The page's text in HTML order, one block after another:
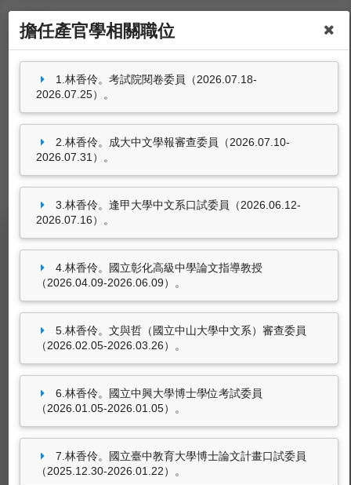
姓名：林香伶
擔任產官學相關職位
林香伶。考試院閱卷委員（2026.07.18-
林香伶。成大中文學報審查委員（2026.07.10-
2026.07.31）。
林香伶。逢甲大學中文系口試委員（2026.06.12-
林香伶。國立彰化高級中學論文指導教授
（2026.04.09-2026.06.09）。
林香伶。文與哲（國立中山大學中文系）審查委
員（2026.02.05-2026.03.26）。
擔任產官學相關職位
1.林香伶。考試院閱卷委員（2026.07.18-
2026.07.25）。
2.林香伶。成大中文學報審查委員（2026.07.10-
2026.07.31）。
3.林香伶。逢甲大學中文系口試委員（2026.06.12-
2026.07.16）。
4.林香伶。國立彰化高級中學論文指導教授
（2026.04.09-2026.06.09）。
5.林香伶。文與哲（國立中山大學中文系）審查委員
（2026.02.05-2026.03.26）。
6.林香伶。國立中興大學博士學位考試委員
（2026.01.05-2026.01.05）。
7.林香伶。國立臺中教育大學博士論文計畫口試委員
（2025.12.30-2026.01.22）。